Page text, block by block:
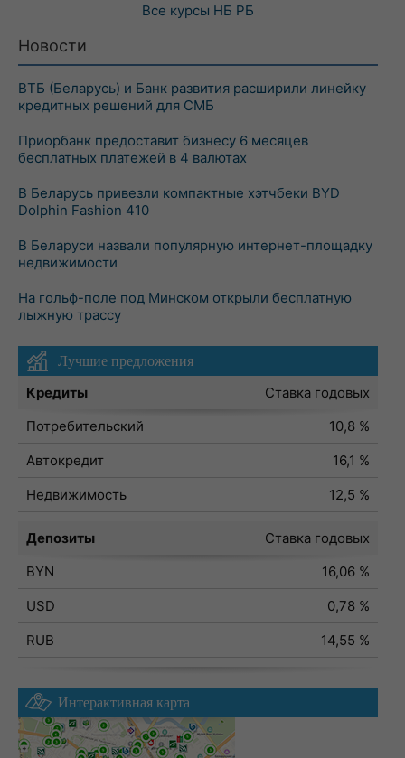
Все курсы НБ РБ
Новости
ВТБ (Беларусь) и Банк развития расширили линейку
кредитных решений для СМБ
Приорбанк предоставит бизнесу 6 месяцев
бесплатных платежей в 4 валютах
В Беларусь привезли компактные хэтчбеки BYD
Dolphin Fashion 410
В Беларуси назвали популярную интернет-площадку
недвижимости
На гольф-поле под Минском открыли бесплатную
лыжную трассу
Лучшие предложения
Кредиты
Ставка годовых
Потребительский
10,8 %
Автокредит
16,1 %
Недвижимость
12,5 %
Депозиты
Ставка годовых
BYN
16,06 %
USD
0,78 %
RUB
14,55 %
Интерактивная карта